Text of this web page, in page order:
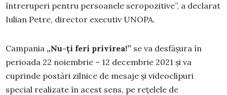
întreruperi pentru persoanele seropozitive”, a declarat
Iulian Petre, director executiv UNOPA.
Campania „Nu-ți feri privirea!” se va desfășura în
perioada 22 noiembrie – 12 decembrie 2021 și va
cuprinde postări zilnice de mesaje și videoclipuri
special realizate în acest sens, pe rețelele de